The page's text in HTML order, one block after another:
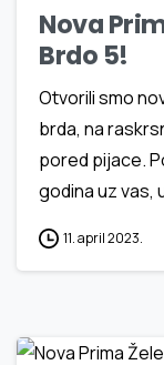
Nova
Brdo 5!
Otvorili smo
brda, na
pored pijace.
godina uz vas,
11. april 2023.